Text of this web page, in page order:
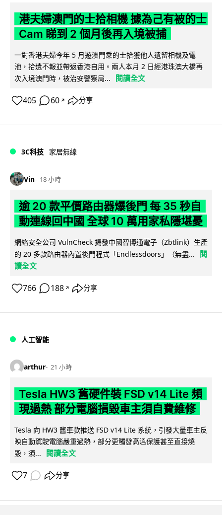
港夫婦澳門的士拾相機 據為己有被的士
Cam 睇到 2 個月後再入境被捕
一對香港夫婦今年 5 月遊澳門乘的士拾獲他人遺留相機及電
池，拾遺不報並帶返香港自用。兩人本月 2 日經港珠澳大橋再
次入境澳門時，被治安警察局...
閱讀全文
405 60 ↗ 分享
3C科技 家居無線
Vin 18 小時
逾 20 款平價路由器爆後門 每 35 秒自
動連線回中國 全球 10 萬用家私隱堪憂
網絡安全公司 VulnCheck 揭發中國智博通電子（Zbtlink）生產
的 20 多款路由器內置後門程式「Endlessdoors」（無盡...
閱
讀全文
766 188 ↗ 分享
人工智能
arthur 21 小時
Tesla HW3 舊硬件裝 FSD v14 Lite 頻
現過熱 部分電腦損毀車主須自費維修
Tesla 向 HW3 舊車款推送 FSD v14 Lite 系統，引發大量車主反
映自動駕駛電腦嚴重過熱，部分更觸發高溫保護甚至直接燒
毀，須...
閱讀全文
7 分享